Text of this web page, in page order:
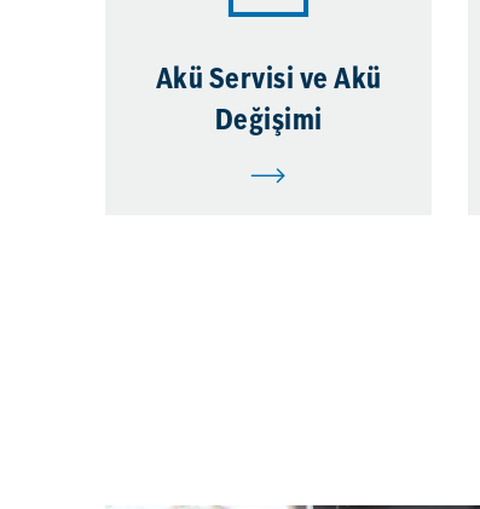
Akü Servisi ve Akü
Değişimi